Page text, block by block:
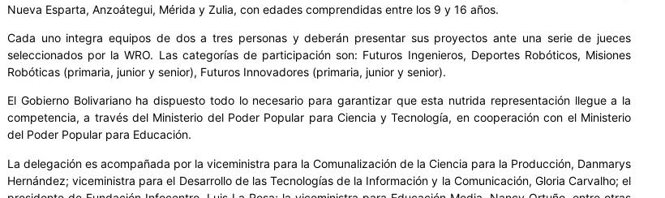
Nueva Esparta, Anzoátegui, Mérida y Zulia, con edades comprendidas entre los 9 y 16 años.
Cada uno integra equipos de dos a tres personas y deberán presentar sus proyectos ante una serie de jueces
seleccionados por la WRO. Las categorías de participación son: Futuros Ingenieros, Deportes Robóticos, Misiones
Robóticas (primaria, junior y senior), Futuros Innovadores (primaria, junior y senior).
El Gobierno Bolivariano ha dispuesto todo lo necesario para garantizar que esta nutrida representación llegue a la
competencia, a través del Ministerio del Poder Popular para Ciencia y Tecnología, en cooperación con el Ministerio
del Poder Popular para Educación.
La delegación es acompañada por la viceministra para la Comunalización de la Ciencia para la Producción, Danmarys
Hernández; viceministra para el Desarrollo de las Tecnologías de la Información y la Comunicación, Gloria Carvalho; el